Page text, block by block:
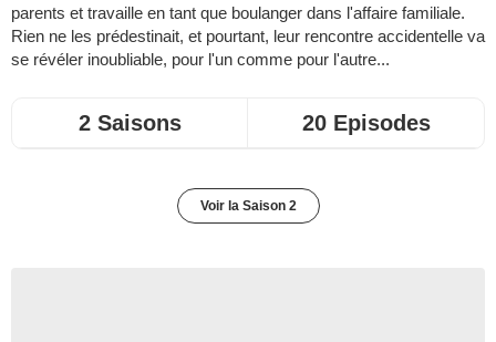
parents et travaille en tant que boulanger dans l'affaire familiale.
Rien ne les prédestinait, et pourtant, leur rencontre accidentelle va
se révéler inoubliable, pour l'un comme pour l'autre...
2 Saisons 20 Episodes
Voir la Saison 2